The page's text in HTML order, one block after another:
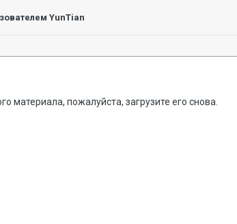
YunTian
материала, пожалуйста, загрузите его снова.